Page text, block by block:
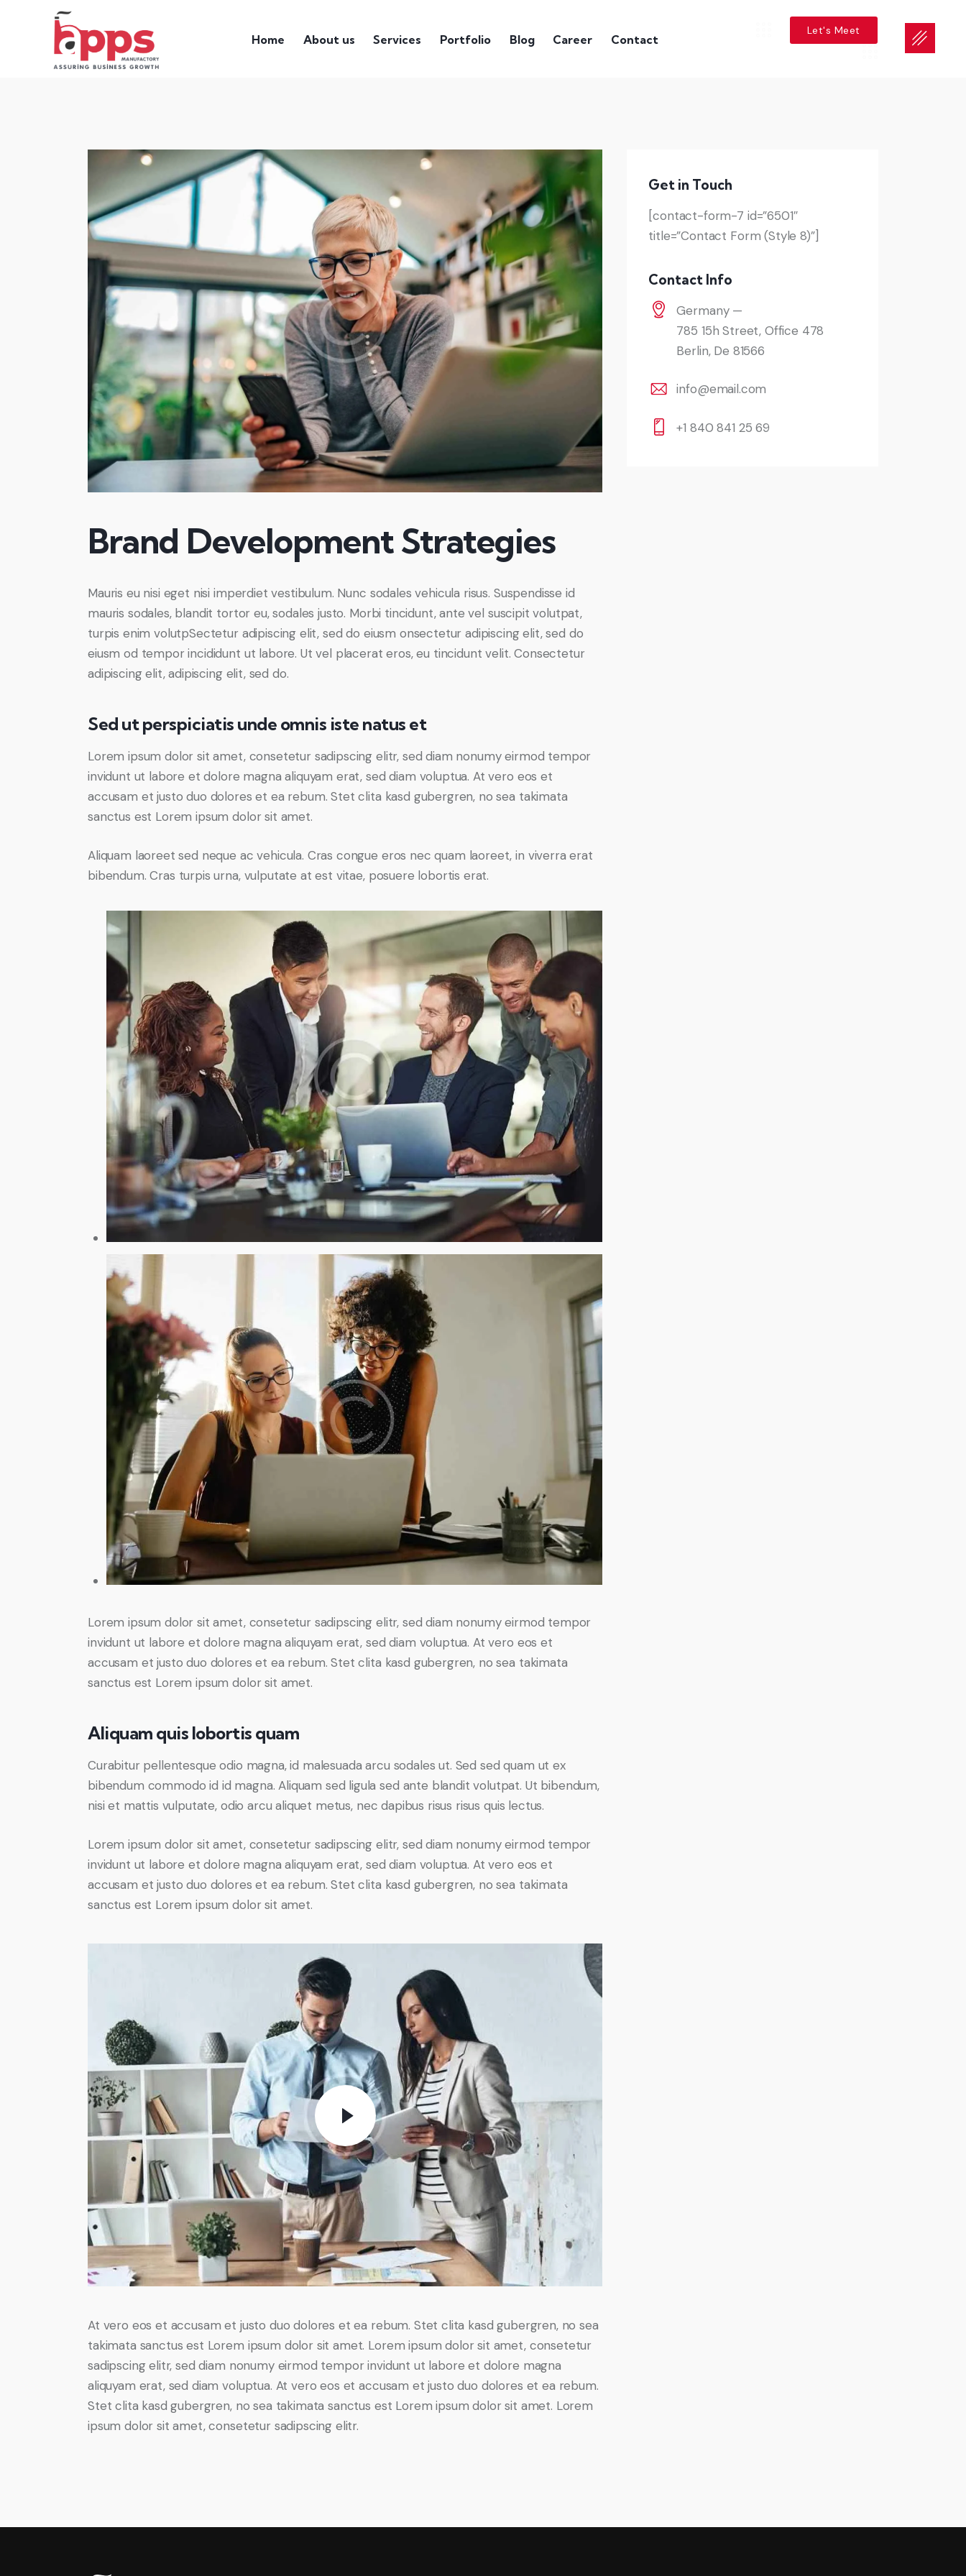
Home About us Services Portfolio Blog Career Contact
Let's Meet
Brand Development Strategies
Mauris eu nisi eget nisi imperdiet vestibulum. Nunc sodales vehicula risus. Suspendisse id
mauris sodales, blandit tortor eu, sodales justo. Morbi tincidunt, ante vel suscipit volutpat,
turpis enim volutpSectetur adipiscing elit, sed do eiusm onsectetur adipiscing elit, sed do
eiusm od tempor incididunt ut labore. Ut vel placerat eros, eu tincidunt velit. Consectetur
adipiscing elit, adipiscing elit, sed do.
Sed ut perspiciatis unde omnis iste natus et
Lorem ipsum dolor sit amet, consetetur sadipscing elitr, sed diam nonumy eirmod tempor
invidunt ut labore et dolore magna aliquyam erat, sed diam voluptua. At vero eos et
accusam et justo duo dolores et ea rebum. Stet clita kasd gubergren, no sea takimata
sanctus est Lorem ipsum dolor sit amet.
Aliquam laoreet sed neque ac vehicula. Cras congue eros nec quam laoreet, in viverra erat
bibendum. Cras turpis urna, vulputate at est vitae, posuere lobortis erat.
Lorem ipsum dolor sit amet, consetetur sadipscing elitr, sed diam nonumy eirmod tempor
invidunt ut labore et dolore magna aliquyam erat, sed diam voluptua. At vero eos et
accusam et justo duo dolores et ea rebum. Stet clita kasd gubergren, no sea takimata
sanctus est Lorem ipsum dolor sit amet.
Aliquam quis lobortis quam
Curabitur pellentesque odio magna, id malesuada arcu sodales ut. Sed sed quam ut ex
bibendum commodo id id magna. Aliquam sed ligula sed ante blandit volutpat. Ut bibendum,
nisi et mattis vulputate, odio arcu aliquet metus, nec dapibus risus risus quis lectus.
Lorem ipsum dolor sit amet, consetetur sadipscing elitr, sed diam nonumy eirmod tempor
invidunt ut labore et dolore magna aliquyam erat, sed diam voluptua. At vero eos et
accusam et justo duo dolores et ea rebum. Stet clita kasd gubergren, no sea takimata
sanctus est Lorem ipsum dolor sit amet.
At vero eos et accusam et justo duo dolores et ea rebum. Stet clita kasd gubergren, no sea
takimata sanctus est Lorem ipsum dolor sit amet. Lorem ipsum dolor sit amet, consetetur
sadipscing elitr, sed diam nonumy eirmod tempor invidunt ut labore et dolore magna
aliquyam erat, sed diam voluptua. At vero eos et accusam et justo duo dolores et ea rebum.
Stet clita kasd gubergren, no sea takimata sanctus est Lorem ipsum dolor sit amet. Lorem
ipsum dolor sit amet, consetetur sadipscing elitr.
Get in Touch
[contact-form-7 id=”6501″
title=”Contact Form (Style 8)”]
Contact Info
Germany —
785 15h Street, Office 478
Berlin, De 81566
info@email.com
+1 840 841 25 69